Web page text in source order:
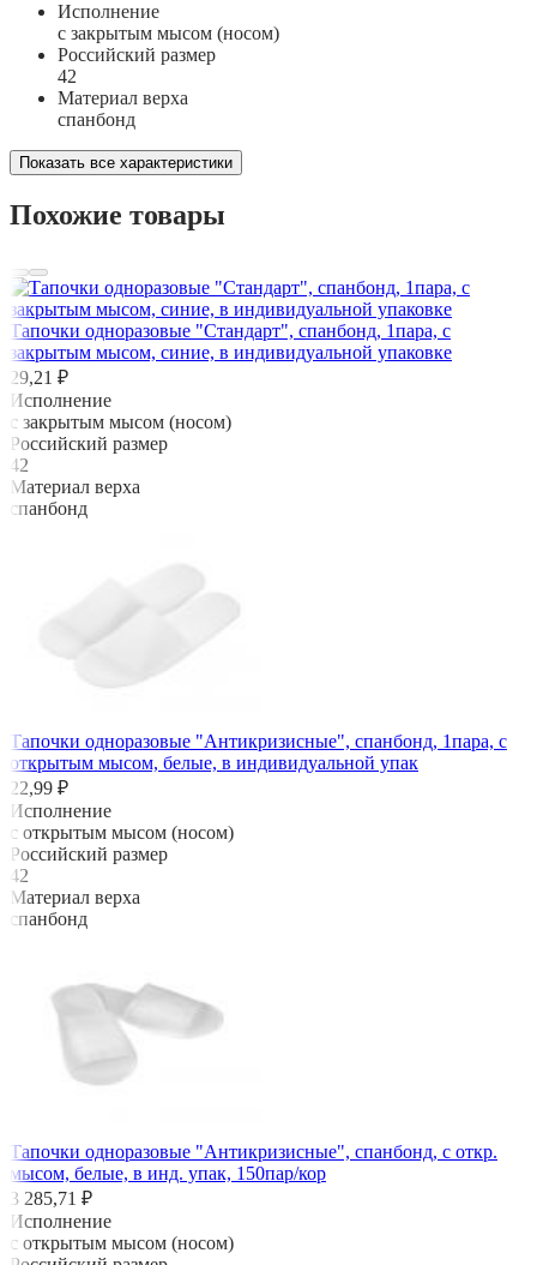
Исполнение
с закрытым мысом (носом)
Российский размер
42
Материал верха
спанбонд
Показать все характеристики
Похожие товары
Тапочки одноразовые "Стандарт", спанбонд, 1пара, с
закрытым мысом, синие, в индивидуальной упаковке
29,21 ₽
Исполнение
с закрытым мысом (носом)
Российский размер
42
Материал верха
спанбонд
Тапочки одноразовые "Антикризисные", спанбонд, 1пара, с
открытым мысом, белые, в индивидуальной упак
22,99 ₽
Исполнение
с открытым мысом (носом)
Российский размер
42
Материал верха
спанбонд
Тапочки одноразовые "Антикризисные", спанбонд, с откр.
мысом, белые, в инд. упак, 150пар/кор
3 285,71 ₽
Исполнение
с открытым мысом (носом)